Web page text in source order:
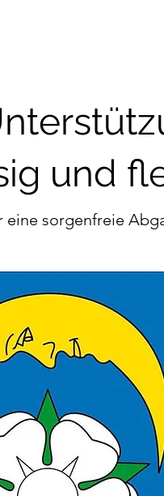
und
eine sorgenfreie